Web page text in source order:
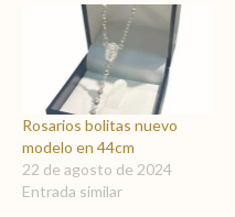
Rosarios bolitas nuevo
modelo en 44cm
22 de agosto de 2024
Entrada similar